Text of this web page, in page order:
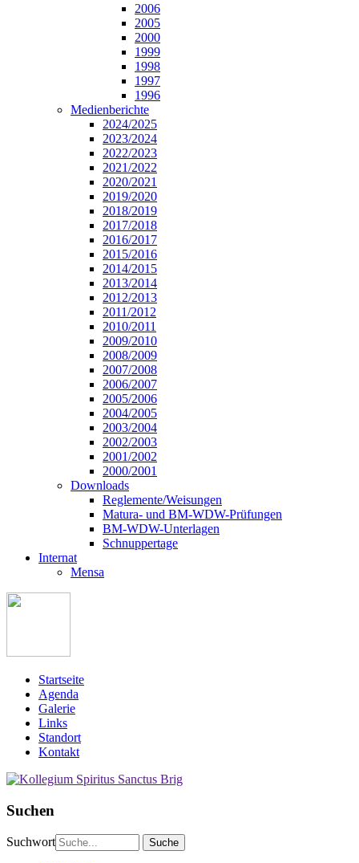
2006
2005
2000
1999
1998
1997
1996
Medienberichte
2024/2025
2023/2024
2022/2023
2021/2022
2020/2021
2019/2020
2018/2019
2017/2018
2016/2017
2015/2016
2014/2015
2013/2014
2012/2013
2011/2012
2010/2011
2009/2010
2008/2009
2007/2008
2006/2007
2005/2006
2004/2005
2003/2004
2002/2003
2001/2002
2000/2001
Downloads
Reglemente/Weisungen
Matura- und BM-WDW-Prüfungen
BM-WDW-Unterlagen
Schnuppertage
Internat
Mensa
Startseite
Agenda
Galerie
Links
Standort
Kontakt
Suchen
Suchwort